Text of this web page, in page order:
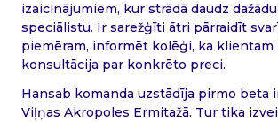
izaicinājumiem, kur strādā daudz
speciālistu. Ir sarežģīti ātri pārraidīt
piemēram, informēt kolēģi, ka klientam
konsultācija par konkrēto preci.
Hansab komanda uzstādīja pirmo beta
Viļņas Akropoles Ermitažā. Tur tika